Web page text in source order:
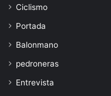
Ciclismo
Portada
Balonmano
pedroneras
Entrevista